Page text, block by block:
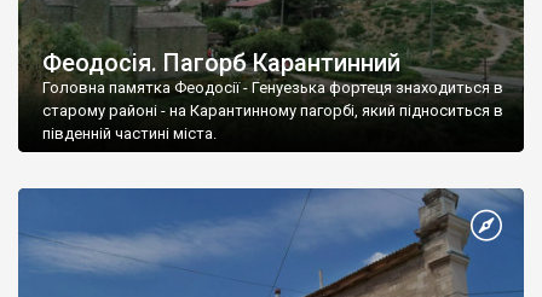
Феодосія. Пагорб Карантинний
Головна памятка Феодосії - Генуезька фортеця знаходиться в
старому районі - на Карантинному пагорбі, який підноситься в
південній частині міста.